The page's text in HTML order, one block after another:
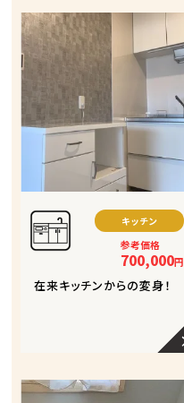
キッチン
参考価格
700,000円
在来キッチンからの変身！